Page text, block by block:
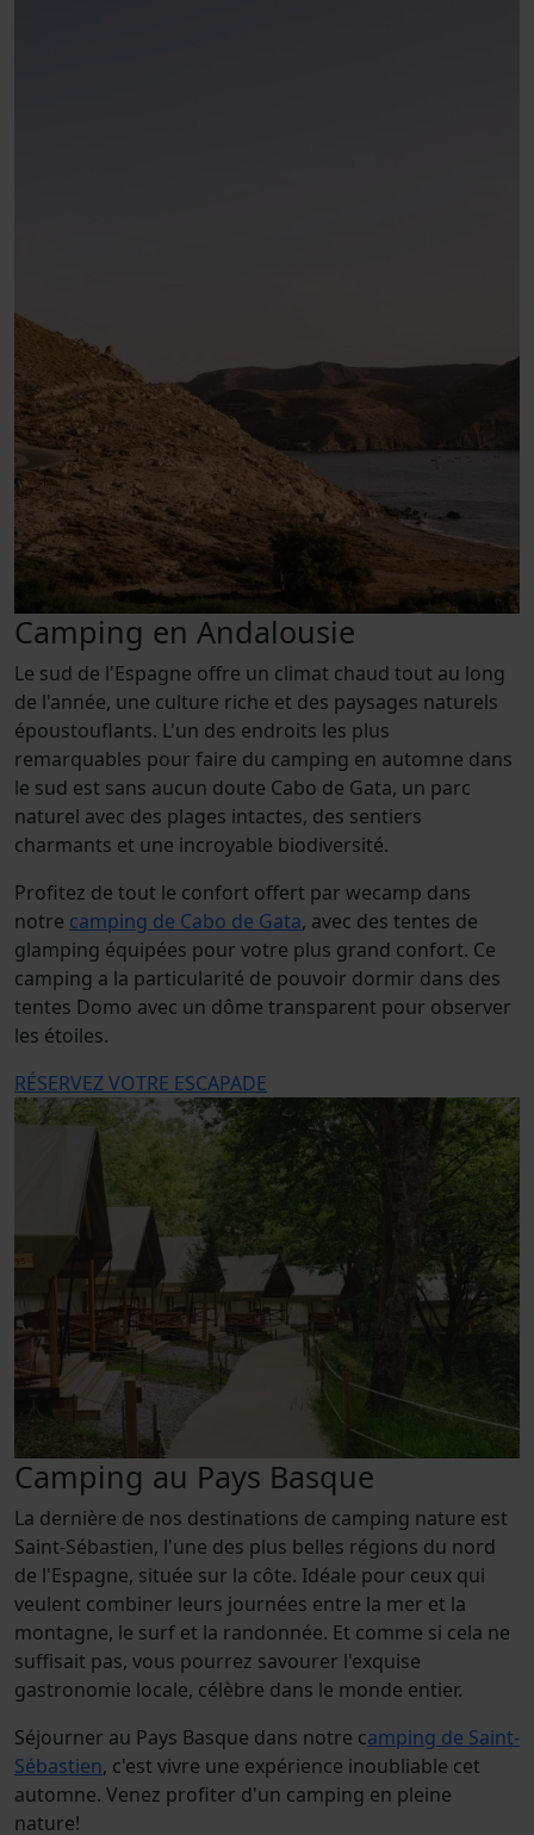
Camping en Andalousie
Le sud de l'Espagne offre un climat chaud tout au long
de l'année, une culture riche et des paysages naturels
époustouflants. L'un des endroits les plus
remarquables pour faire du camping en automne dans
le sud est sans aucun doute Cabo de Gata, un parc
naturel avec des plages intactes, des sentiers
charmants et une incroyable biodiversité.
Profitez de tout le confort offert par wecamp dans
notre camping de Cabo de Gata, avec des tentes de
glamping équipées pour votre plus grand confort. Ce
camping a la particularité de pouvoir dormir dans des
tentes Domo avec un dôme transparent pour observer
les étoiles.
RÉSERVEZ VOTRE ESCAPADE
Camping au Pays Basque
La dernière de nos destinations de camping nature est
Saint-Sébastien, l'une des plus belles régions du nord
de l'Espagne, située sur la côte. Idéale pour ceux qui
veulent combiner leurs journées entre la mer et la
montagne, le surf et la randonnée. Et comme si cela ne
suffisait pas, vous pourrez savourer l'exquise
gastronomie locale, célèbre dans le monde entier.
Séjourner au Pays Basque dans notre camping de Saint-
Sébastien, c'est vivre une expérience inoubliable cet
automne. Venez profiter d'un camping en pleine
nature!